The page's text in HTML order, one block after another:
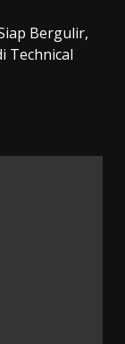
Bergulir,
Technical